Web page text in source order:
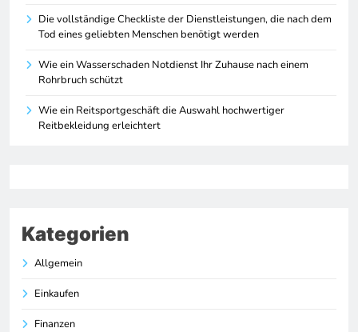
Die vollständige Checkliste der Dienstleistungen, die nach dem
Tod eines geliebten Menschen benötigt werden
Wie ein Wasserschaden Notdienst Ihr Zuhause nach einem
Rohrbruch schützt
Wie ein Reitsportgeschäft die Auswahl hochwertiger
Reitbekleidung erleichtert
Kategorien
Allgemein
Einkaufen
Finanzen